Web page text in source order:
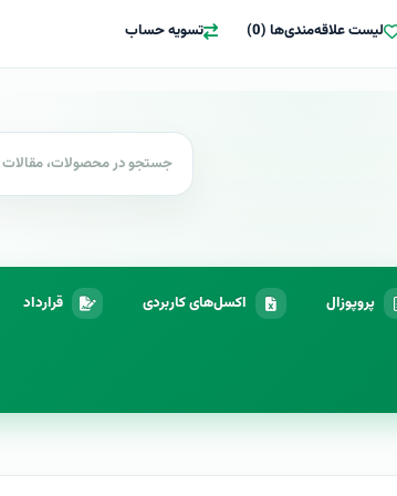
لیست علاقه‌مندی‌ها (0) تسویه حساب
پروپوزال اکسل‌های کاربردی قرارداد